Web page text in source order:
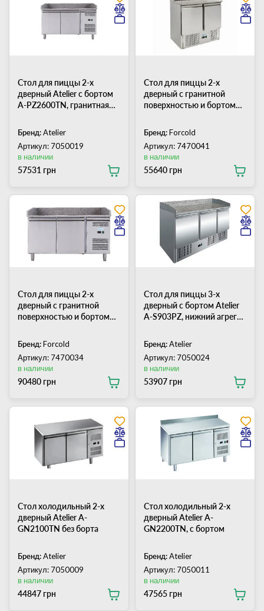
Стол для пиццы 2-х
дверный Atelier с бортом
А-PZ2600TN, гранитная
Бренд:Atelier
Артикул: 7050019
57531 грн
в наличии
Стол для пиццы 2-х
дверный с гранитной
поверхностью и бортом
Бренд:Forcold
Артикул: 7470041
55640 грн
в наличии
Стол для пиццы 2-х
дверный с гранитной
поверхностью и бортом
Бренд:Forcold
Артикул: 7470034
90480 грн
в наличии
Стол для пиццы 3-х
дверный с бортом Atelier
А-S903PZ, нижний агрегат,
Бренд:Atelier
Артикул: 7050024
53907 грн
в наличии
Стол холодильный 2-х
дверный Atelier А-
GN2100TN без борта
Бренд:Atelier
Артикул: 7050009
44847 грн
в наличии
Стол холодильный 2-х
дверный Atelier А-
GN2200TN, с бортом
Бренд:Atelier
Артикул: 7050011
47565 грн
в наличии